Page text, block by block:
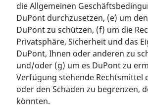
die Allgemeinen
DuPont durchzusetzen, (e) um
DuPont zu schützen, (f) um die
Privatsphäre, Sicherheit und das
DuPont, Ihnen oder anderen zu
und/oder (g) um es DuPont zu
Verfügung stehende Rechtsmittel
oder den Schaden zu begrenzen,
könnten.